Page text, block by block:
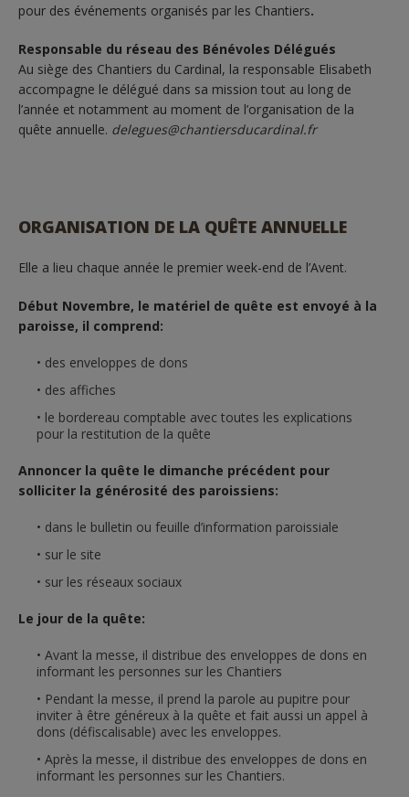
pour des événements organisés par les Chantiers.
Responsable du réseau des Bénévoles Délégués
Au siège des Chantiers du Cardinal, la responsable Elisabeth
accompagne le délégué dans sa mission tout au long de
l’année et notamment au moment de l’organisation de la
quête annuelle. delegues@chantiersducardinal.fr
ORGANISATION DE LA QUÊTE ANNUELLE
Elle a lieu chaque année le premier week-end de l’Avent.
Début Novembre, le matériel de quête est envoyé à la
paroisse, il comprend:
des enveloppes de dons
des affiches
le bordereau comptable avec toutes les explications
pour la restitution de la quête
Annoncer la quête le dimanche précédent pour
solliciter la générosité des paroissiens:
dans le bulletin ou feuille d’information paroissiale
sur le site
sur les réseaux sociaux
Le jour de la quête:
Avant la messe, il distribue des enveloppes de dons en
informant les personnes sur les Chantiers
Pendant la messe, il prend la parole au pupitre pour
inviter à être généreux à la quête et fait aussi un appel à
dons (défiscalisable) avec les enveloppes.
Après la messe, il distribue des enveloppes de dons en
informant les personnes sur les Chantiers.